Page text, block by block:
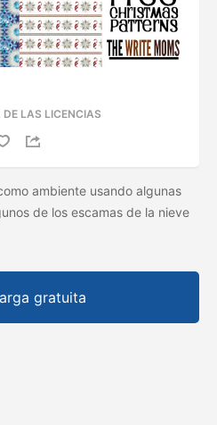
DE LAS LICENCIAS
ambiente usando algunas
de los escamas de la nieve
gratuita